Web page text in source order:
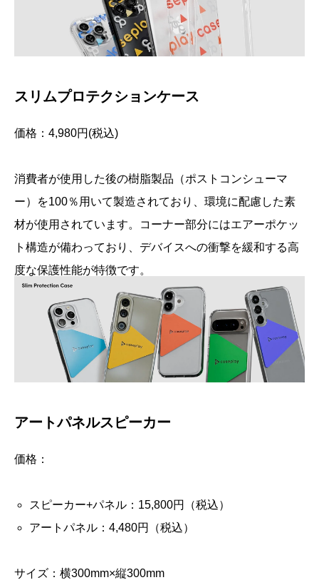
スリムプロテクションケース
価格：4,980円(税込)
消費者が使用した後の樹脂製品（ポストコンシューマ
ー）を100％用いて製造されており、環境に配慮した素
材が使用されています。コーナー部分にはエアーポケッ
ト構造が備わっており、デバイスへの衝撃を緩和する高
度な保護性能が特徴です。
アートパネルスピーカー
価格：
スピーカー+パネル：15,800円（税込）
アートパネル：4,480円（税込）
サイズ：横300mm×縦300mm